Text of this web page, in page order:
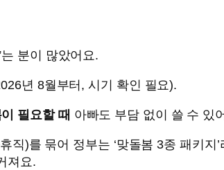
분이 많았어요.
년 8월부터, 시기 확인 필요).
필요할 때 아빠도 부담 없이 쓸 수 있
직)를 묶어 정부는 ‘맞돌봄 3종 패키
져요.